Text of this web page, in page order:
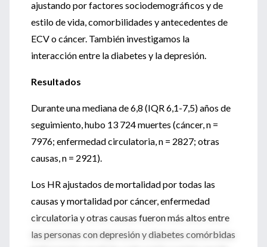
ajustando por factores sociodemográficos y de
estilo de vida, comorbilidades y antecedentes de
ECV o cáncer. También investigamos la
interacción entre la diabetes y la depresión.
Resultados
Durante una mediana de 6,8 (IQR 6,1-7,5) años de
seguimiento, hubo 13 724 muertes (cáncer, n =
7976; enfermedad circulatoria, n = 2827; otras
causas, n = 2921).
Los HR ajustados de mortalidad por todas las
causas y mortalidad por cáncer, enfermedad
circulatoria y otras causas fueron más altos entre
las personas con depresión y diabetes comórbidas